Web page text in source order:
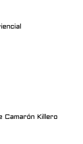
Camarón Killero